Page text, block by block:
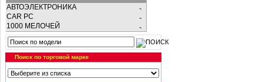
АВТОЭЛЕКТРОНИКА
CAR PC
1000 МЕЛОЧЕЙ
Поиск по торговой марке